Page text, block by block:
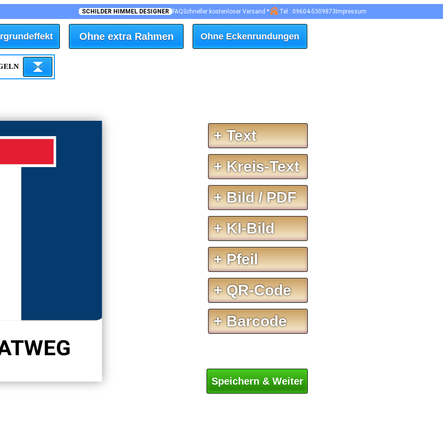
SCHILDER HIMMEL DESIGNER FAQSchneller kostenloser Versand * Tel.: 09604-5309873 Impressum
Ohne extra Rahmen Ohne Eckenrundungen
+ Text
+ Kreis-Text
+ Bild / PDF
+ KI-Bild
+ Pfeil
+ QR-Code
+ Barcode
Speichern & Weiter